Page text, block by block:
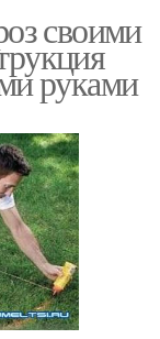
своими
руками